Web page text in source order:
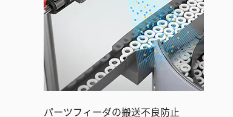
パーツフィーダの搬送不良防止